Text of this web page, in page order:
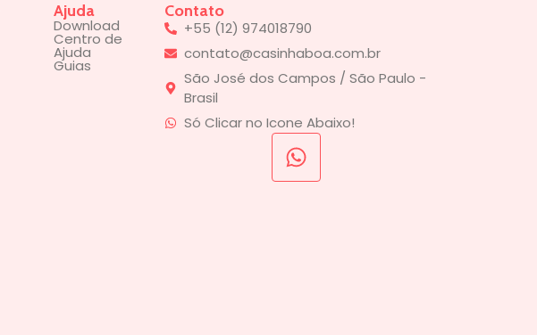
Ajuda
Download
Centro de
Ajuda
Guias
Contato
+55 (12) 974018790
contato@casinhaboa.com.br
São José dos Campos / São Paulo -
Brasil
Só Clicar no Icone Abaixo!